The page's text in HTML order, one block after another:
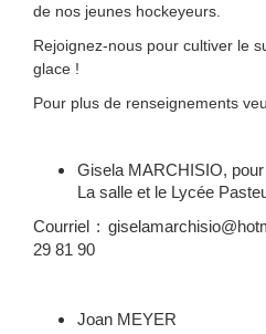
de nos jeunes hockeyeurs.
Rejoignez-nous pour cultiver le
glace !
Pour plus de renseignements
Gisela MARCHISIO,
La salle et le Lycée
Courriel :
29 81 90
Joan MEYER